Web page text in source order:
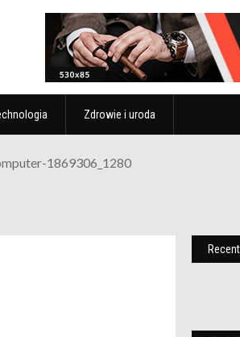
Zdrowie i uroda
1869306_1280